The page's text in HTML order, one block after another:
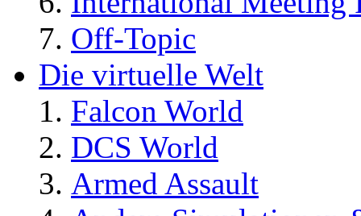
Off-Topic
Die virtuelle Welt
Falcon World
DCS World
Armed Assault